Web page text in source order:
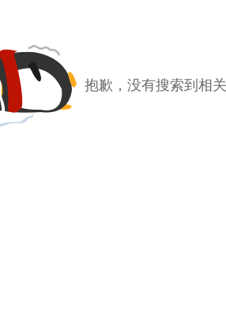
抱歉，没有搜索到相